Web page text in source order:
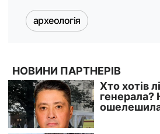
археологія